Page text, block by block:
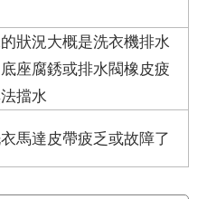
狀況大概是洗衣機排水
座腐銹或排水閥橡皮疲
擋水
馬達皮帶疲乏或故障了